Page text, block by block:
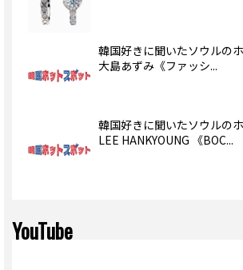
韓国好きに聞いたソウルの
大島あずみ《ファッシ...
韓国好きに聞いたソウルの
LEE HANKYOUNG 《BOC...
YouTube